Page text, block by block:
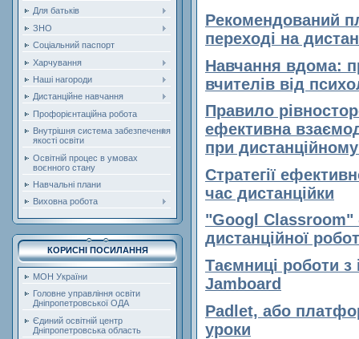
Для батьків
ЗНО
Соціальний паспорт
Харчування
Наші нагороди
Дистанційне навчання
Профорієнтаційна робота
Внутрішня система забезпечення
якості освіти
Освітній процес в умовах
воєнного стану
Навчальні плани
Виховна робота
КОРИСНІ ПОСИЛАННЯ
МОН України
Головне управління освіти
Дніпропетровської ОДА
Єдиний освітній центр
Дніпропетровська область
Рекомендований
переході на
Навчання вдома:
вчителів від
Правило
ефективна
при
Стратегії
час дистанційки
"Googl Classroom"
дистанційної
Таємниці роботи
Jamboard
Padlet, або
уроки